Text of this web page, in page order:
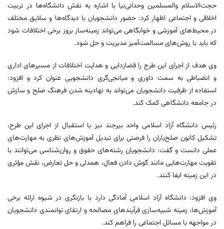
حجت‌الاسلام والمسلمین وحدانی‌نیا با اشاره به نقش دانشگاه‌ها در تربیت
اخلاقی و اجتماعی اظهار کرد: حضور دانشجویان با دیدگاه‌ها و سلایق مختلف
در محیط‌های آموزشی و خوابگاهی می‌تواند زمینه‌ساز بروز برخی اختلافات شود
که باید با روش‌های مسالمت‌آمیز مدیریت و حل شود.
وی هدف از اجرای این طرح را قضا‌زدایی و هدایت اختلافات از مسیرهای اداری
و انضباطی به سمت داوری و میانجی‌گری دانشجویی عنوان کرد و افزود:
استفاده از ظرفیت دانشجویان می‌تواند به نهادینه شدن فرهنگ صلح و سازش
در جامعه دانشگاهی کمک کند.
رئیس دانشگاه آزاد اسلامی واحد بیرجند نیز با استقبال از اجرای این طرح،
تشکیل کانون صلح‌یاران را فرصتی برای تبدیل آموزش‌های نظری به مهارت‌های
عملی دانست و گفت: دانشجویان رشته‌های حقوق و روان‌شناسی می‌توانند با
تقویت مهارت‌هایی مانند گوش دادن فعال، همدلی و حل تعارض، نقش مؤثری
در این زمینه ایفا کنند.
وی افزود: دانشگاه آزاد اسلامی آمادگی دارد با بازنگری در شیوه ارائه برخی
آموزش‌ها، زمینه شبیه‌سازی فرآیندهای مصالحه و ارتقای توانمندی دانشجویان
در مواجهه با مسائل اجتماعی را فراهم کند.